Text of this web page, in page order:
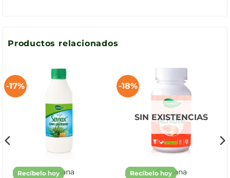
Productos relacionados
-17%
Recíbelo hoyFitosana
-18%
SIN EXISTENCIAS
Recíbelo hoyFitosana